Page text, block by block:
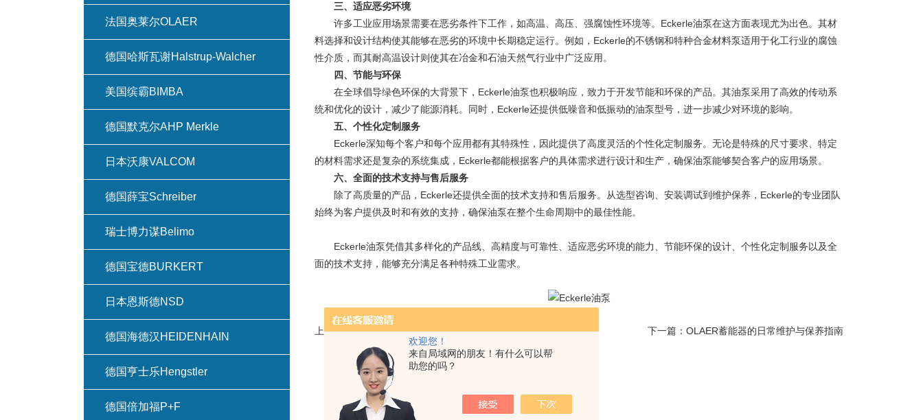
欢迎您！
来自局域网的朋友！有什么可以帮
助您的吗？
三、适应恶劣环境
许多工业应用场景需要在恶劣条件下工作，如高温、高压、强腐蚀性环境等。Eckerle油泵在这方面表现尤为出色。其材
料选择和设计结构使其能够在恶劣的环境中长期稳定运行。例如，Eckerle的不锈钢和特种合金材料泵适用于化工行业的腐蚀
性介质，而其耐高温设计则使其在冶金和石油天然气行业中广泛应用。
四、节能与环保
在全球倡导绿色环保的大背景下，Eckerle油泵也积极响应，致力于开发节能和环保的产品。其油泵采用了高效的传动系
统和优化的设计，减少了能源消耗。同时，Eckerle还提供低噪音和低振动的油泵型号，进一步减少对环境的影响。
五、个性化定制服务
Eckerle深知每个客户和每个应用都有其特殊性，因此提供了高度灵活的个性化定制服务。无论是特殊的尺寸要求、特定
的材料需求还是复杂的系统集成，Eckerle都能根据客户的具体需求进行设计和生产，确保油泵能够契合客户的应用场景。
六、全面的技术支持与售后服务
除了高质量的产品，Eckerle还提供全面的技术支持和售后服务。从选型咨询、安装调试到维护保养，Eckerle的专业团队
始终为客户提供及时和有效的支持，确保油泵在整个生命周期中的最佳性能。
Eckerle油泵凭借其多样化的产品线、高精度与可靠性、适应恶劣环境的能力、节能环保的设计、个性化定制服务以及全
面的技术支持，能够充分满足各种特殊工业需求。
下一篇： OLAER蓄能器的日常维护与保养指南
上一篇：如何正确维护SPECK柱塞泵以延长其使用寿命？
法国奥莱尔OLAER
德国哈斯瓦谢Halstrup-Walcher
美国缤霸BIMBA
德国默克尔AHP Merkle
日本沃康VALCOM
德国薛宝Schreiber
瑞士博力谋Belimo
德国宝德BURKERT
日本恩斯德NSD
德国海德汉HEIDENHAIN
德国亨士乐Hengstler
德国倍加福P+F